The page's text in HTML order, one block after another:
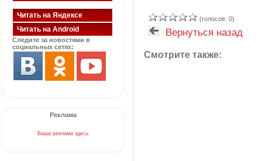
Читать на Яндексе
Читать на Android
Следите за новостями в
социальных сетях:
Реклама
Ваша реклама здесь
(голосов: 0)
Вернуться назад
Смотрите также: